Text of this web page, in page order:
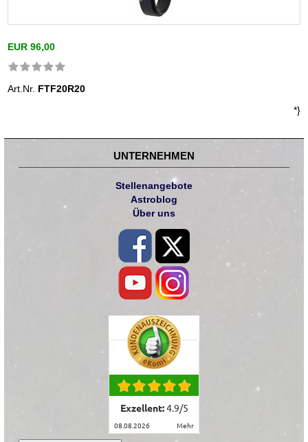
EUR 96,00
Art.Nr. FTF20R20
*}
UNTERNEHMEN
Stellenangebote
Astroblog
Über uns
Exzellent:4.9/5
08.08.2026 mehr